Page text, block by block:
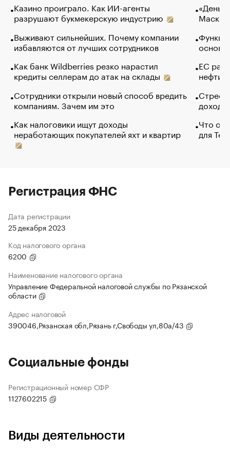
Казино проиграло. Как ИИ-агенты
разрушают букмекерскую индустрию
Выживают сильнейших. Почему компании
избавляются от лучших сотрудников
Как банк Wildberries резко нарастил
кредиты селлерам до атак на склады
Сотрудники открыли новый способ вредить
компаниям. Зачем им это
Как налоговики ищут доходы
неработающих покупателей яхт и квартир
Маск в
основ
ЕС
нефти
Что
для
Регистрация ФНС
Дата регистрации
25 декабря 2023
Код налогового органа
6200
Наименование налогового органа
Управление Федеральной налоговой службы по Рязанской
области
Адрес налоговой
390046,Рязанская обл,Рязань г,Свободы ул,80а/43
Социальные фонды
Регистрационный номер СФР
1127602215
Виды деятельности